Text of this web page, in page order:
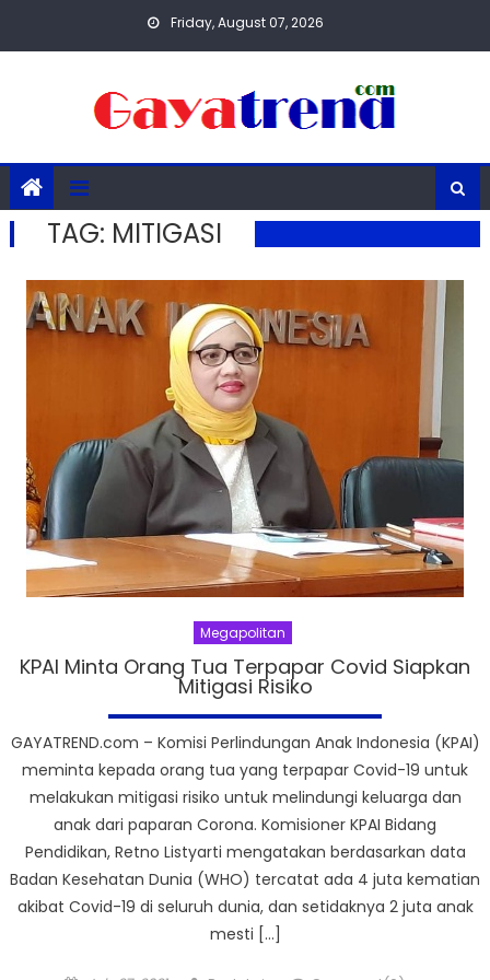
Friday, August 07, 2026
TAG: MITIGASI
Megapolitan
KPAI Minta Orang Tua Terpapar Covid Siapkan
Mitigasi Risiko
GAYATREND.com – Komisi Perlindungan Anak Indonesia (KPAI)
meminta kepada orang tua yang terpapar Covid-19 untuk
melakukan mitigasi risiko untuk melindungi keluarga dan
anak dari paparan Corona. Komisioner KPAI Bidang
Pendidikan, Retno Listyarti mengatakan berdasarkan data
Badan Kesehatan Dunia (WHO) tercatat ada 4 juta kematian
akibat Covid-19 di seluruh dunia, dan setidaknya 2 juta anak
mesti […]